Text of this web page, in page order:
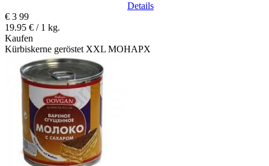
Details
€ 3 99
19.95 € / 1 kg.
Kaufen
Kürbiskerne geröstet XXL MOHAPX